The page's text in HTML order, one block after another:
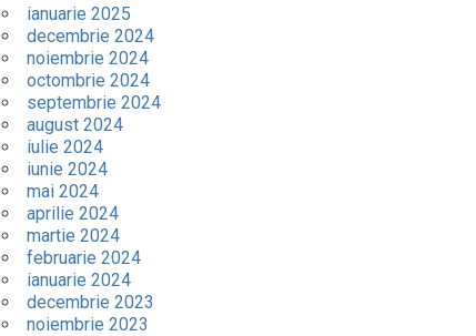
ianuarie 2025
decembrie 2024
noiembrie 2024
octombrie 2024
septembrie 2024
august 2024
iulie 2024
iunie 2024
mai 2024
aprilie 2024
martie 2024
februarie 2024
ianuarie 2024
decembrie 2023
noiembrie 2023